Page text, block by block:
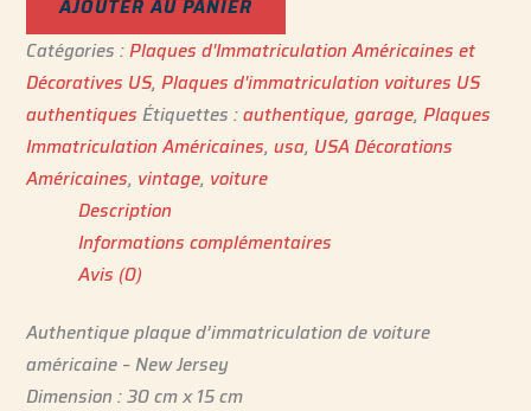
AJOUTER AU PANIER
Catégories :Plaques d'Immatriculation Américaines et
Décoratives US,Plaques d'immatriculation voitures US
authentiques Étiquettes :authentique,garage,Plaques
Immatriculation Américaine‎s,usa, USA Décorations
Américaines, vintage, voiture
Description
Informations complémentaires
Avis (0)
Authentique plaque d’immatriculation de voiture
américaine – New Jersey
Dimension : 30 cm x 15 cm